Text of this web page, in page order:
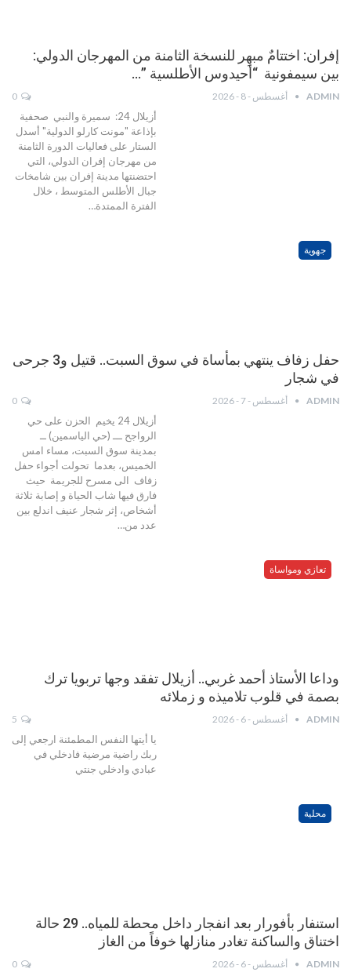
إفران: اختتامٌ مبهِر للنسخة الثامنة من المهرجان الدولي:
بين سيمفونية “أحيدوس الأطلسية ”…
ADMIN أغسطس - 8 - 2026
أزيلال 24: سميرة والنبي صحفية
بإذاعة "مونت كارلو الدولية" أسدل
الستار على فعاليات الدورة الثامنة
من مهرجان إفران الدولي، التي
احتضنتها مدينة إفران بين شامخات
جبال الأطلس المتوسط ، خلال
الفترة الممتدة…
جهوية
حفل زفاف ينتهي بمأساة في سوق السبت.. قتيل و3 جرحى
في شجار
ADMIN أغسطس - 7 - 2026
أزيلال 24 يخيم الحزن على حي
الرواجح ـــ (حي الياسمين) ــ
بمدينة سوق السبت، مساء امس
الخميس، بعدما تحولت أجواء حفل
زفاف الى مسرح للجريمة حيث
فارق فيها شاب الحياة و إصابة ثلاثة
أشخاص، إثر شجار عنيف اندلع بين
عدد من…
تعازي ومواساة
وداعا الأستاذ أحمد غربي.. أزيلال تفقد وجها تربويا ترك
بصمة في قلوب تلاميذه و زملائه
ADMIN أغسطس - 6 - 2026
يا أيتها النفس المطمئنة ارجعي إلى
ربك راضية مرضية فادخلي في
عبادي وادخلي جنتي
محلية
استنفار بأفورار بعد انفجار داخل محطة للمياه.. 29 حالة
اختناق والساكنة تغادر منازلها خوفاً من الغاز
ADMIN أغسطس - 6 - 2026